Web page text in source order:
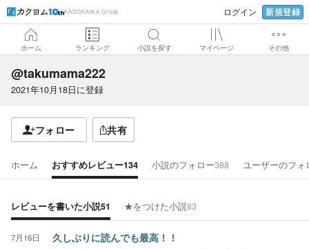
KADOKAWA Group ログイン 新規登録
ホーム ランキング 小説を探す マイページ その他
@takumama222
2021年10月18日に登録
フォロー 共有
ホーム おすすめレビュー134 小説のフォロー388 ユーザーのフォ
レビューを書いた小説51 ★をつけた小説83
7月16日 久しぶりに読んでも最高！！